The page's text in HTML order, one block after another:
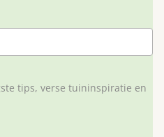
tips, verse tuininspiratie en